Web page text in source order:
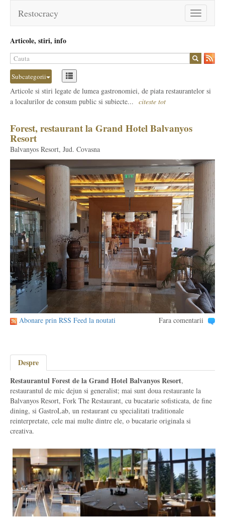
Toggle
navigation
Restocracy
Articole, stiri, info
Subcategorii
Articole si stiri legate de lumea gastronomiei, de piata restaurantelor si
a localurilor de consum public si subiecte... citeste tot
Forest, restaurant la Grand Hotel Balvanyos
Resort
Balvanyos Resort, Jud. Covasna
Abonare prin RSS Feed la noutati Fara comentarii
Despre
Restaurantul Forest de la Grand Hotel Balvanyos Resort,
restaurantul de mic dejun si generalist; mai sunt doua restaurante la
Balvanyos Resort, Fork The Restaurant, cu bucatarie sofisticata, de fine
dining, si GastroLab, un restaurant cu specialitati traditionale
reinterpretate, cele mai multe dintre ele, o bucatarie originala si
creativa.